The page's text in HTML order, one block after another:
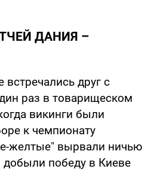
ДАНИЯ –
друг с
раз в товарищеском
викинги были
к чемпионату
желтые" вырвали ничью
добыли победу в Киеве